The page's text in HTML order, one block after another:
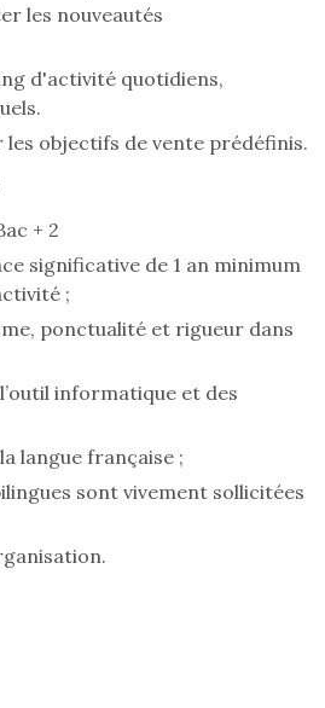
les nouveautés
d'activité quotidiens,
objectifs de vente prédéfinis.
+ 2
significative de 1 an minimum
;
ponctualité et rigueur dans
informatique et des
langue française ;
sont vivement sollicitées